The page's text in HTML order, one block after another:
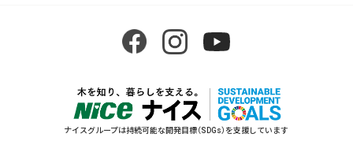
ナイスグループは持続可能な開発目標（SDGs）を支援しています